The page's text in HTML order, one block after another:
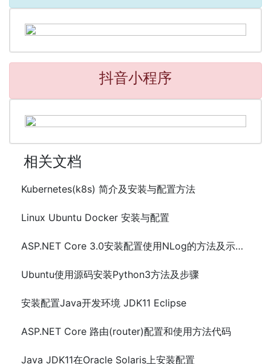
抖音小程序
相关文档
Kubernetes(k8s) 简介及安装与配置方法
Linux Ubuntu Docker 安装与配置
ASP.NET Core 3.0安装配置使用NLog的方法及示例代码
Ubuntu使用源码安装Python3方法及步骤
安装配置Java开发环境 JDK11 Eclipse
ASP.NET Core 路由(router)配置和使用方法代码
Java JDK11在Oracle Solaris上安装配置